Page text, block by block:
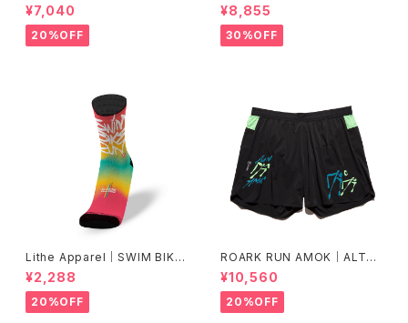
S CORE SS col.SUNBURST
¥7,040
20%OFF
MER 2.0 7" Col.CHAPARRA
L
¥8,855
30%OFF
Lithe Apparel｜SWIM BIKE
RUN [COLOR]
¥2,288
20%OFF
ROARK RUN AMOK｜ALTA
5" Col.BLACK FJORD
¥10,560
20%OFF